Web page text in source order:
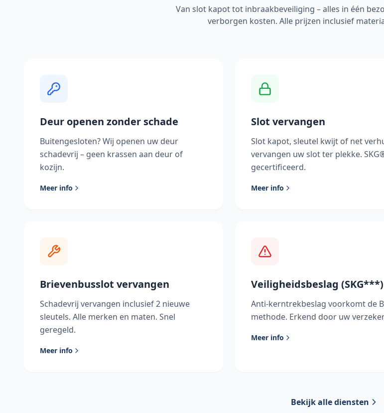
Van slot kapot tot inbraakbeveiliging – alles in één
verborgen kosten. Alle prijzen inclusief
Deur openen zonder schade
Buitengesloten? Wij openen uw deur
schadevrij – geen krassen aan deur of
kozijn.
Meer info
Slot vervangen
Slot kapot, sleutel kwijt of net
vervangen uw slot ter plekke.
gecertificeerd.
Meer info
Brievenbusslot vervangen
Schadevrij vervangen inclusief 2 nieuwe
sleutels. Alle merken en maten. Snel
geregeld.
Meer info
Veiligheidsbeslag (SKG***)
Anti-kerntrekbeslag voorkomt de
methode. Erkend door uw
Meer info
Bekijk alle diensten